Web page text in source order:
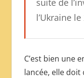
l’Ukraine
C’est bien une
lancée, elle doit